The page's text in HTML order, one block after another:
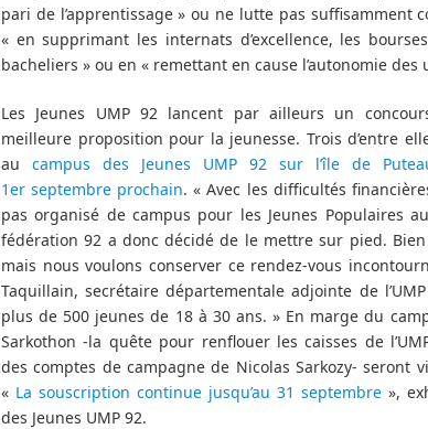
pari de l’apprentissage » ou ne lutte pas suffisamment
« en supprimant les internats d’excellence, les
bacheliers » ou en « remettant en cause l’autonomie des
Les Jeunes UMP 92 lancent par ailleurs un
meilleure proposition pour la jeunesse. Trois d’entre
au campus des Jeunes UMP 92 sur l’île de
1er septembre prochain. « Avec les difficultés
pas organisé de campus pour les Jeunes Populaires
fédération 92 a donc décidé de le mettre sur pied.
mais nous voulons conserver ce rendez-vous
Taquillain, secrétaire départementale adjointe de
plus de 500 jeunes de 18 à 30 ans. » En marge du
Sarkothon -la quête pour renflouer les caisses de
des comptes de campagne de Nicolas Sarkozy- seront
« La souscription continue jusqu’au 31 septembre »,
des Jeunes UMP 92.